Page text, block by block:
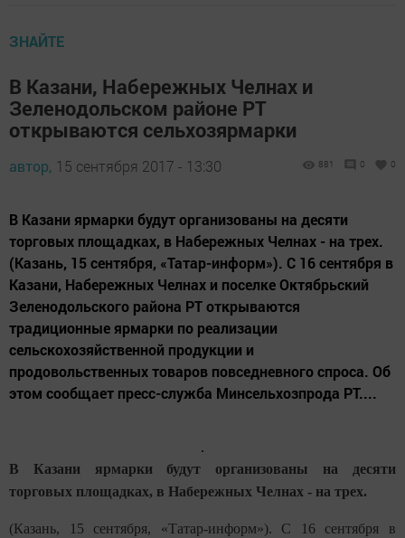
ЗНАЙТЕ
В Казани, Набережных Челнах и
Зеленодольском районе РТ
открываются сельхозярмарки
автор, 15 сентября 2017 - 13:30 881 0 0
В Казани ярмарки будут организованы на десяти
торговых площадках, в Набережных Челнах - на трех.
(Казань, 15 сентября, «Татар-информ»). С 16 сентября в
Казани, Набережных Челнах и поселке Октябрьский
Зеленодольского района РТ открываются
традиционные ярмарки по реализации
сельскохозяйственной продукции и
продовольственных товаров повседневного спроса. Об
этом сообщает пресс-служба Минсельхозпрода РТ....
В Казани ярмарки будут организованы на десяти
торговых площадках, в Набережных Челнах - на трех.
(Казань, 15 сентября, «Татар-информ»). С 16 сентября в